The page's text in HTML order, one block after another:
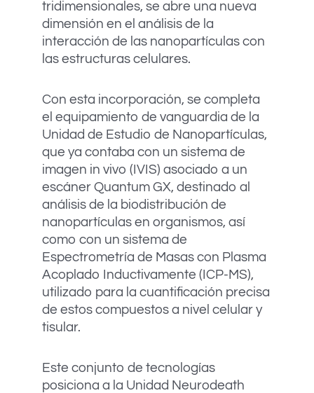
tridimensionales, se abre una nueva
dimensión en el análisis de la
interacción de las nanopartículas con
las estructuras celulares.
Con esta incorporación, se completa
el equipamiento de vanguardia de la
Unidad de Estudio de Nanopartículas,
que ya contaba con un sistema de
imagen in vivo (IVIS) asociado a un
escáner Quantum GX, destinado al
análisis de la biodistribución de
nanopartículas en organismos, así
como con un sistema de
Espectrometría de Masas con Plasma
Acoplado Inductivamente (ICP-MS),
utilizado para la cuantificación precisa
de estos compuestos a nivel celular y
tisular.
Este conjunto de tecnologías
posiciona a la Unidad Neurodeath